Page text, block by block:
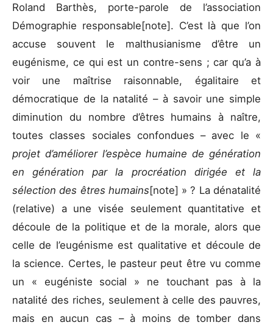
Roland Barthès, porte-parole de l’association
Démographie responsable[note]. C’est là que l’on
accuse souvent le malthusianisme d’être un
eugénisme, ce qui est un contre-sens ; car qu’a à
voir une maîtrise raisonnable, égalitaire et
démocratique de la natalité – à savoir une simple
diminution du nombre d’êtres humains à naître,
toutes classes sociales confondues – avec le «
projet d’améliorer l’espèce humaine de génération
en génération par la procréation dirigée et la
sélection des êtres humains[note] » ? La dénatalité
(relative) a une visée seulement quantitative et
découle de la politique et de la morale, alors que
celle de l’eugénisme est qualitative et découle de
la science. Certes, le pasteur peut être vu comme
un « eugéniste social » ne touchant pas à la
natalité des riches, seulement à celle des pauvres,
mais en aucun cas – à moins de tomber dans